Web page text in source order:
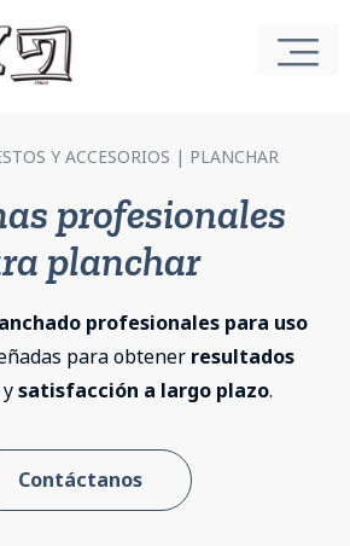
Y ACCESORIOS | PLANCHAR
profesionales
planchar
profesionales para uso
para obtener resultados
ysatisfacción a largo plazo.
Contáctanos